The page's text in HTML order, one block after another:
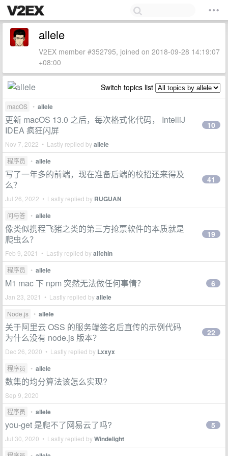
allele
V2EX member #352795, joined on 2018-09-28 14:19:07
+08:00
Switch topics list
macOS • allele
更新 macOS 13.0 之后，每次格式化代码， IntelliJ
IDEA 疯狂闪屏
Nov 7, 2022 • Lastly replied byallele
10
程序员 • allele
写了一年多的前端，现在准备后端的校招还来得及
么？
Jul 26, 2022 • Lastly replied by RUGUAN
41
问与答 • allele
像类似携程飞猪之类的第三方抢票软件的本质就是
爬虫么？
Feb 9, 2021 • Lastly replied byalfchin
19
程序员 • allele
M1 mac 下 npm 突然无法做任何事情？
Jan 23, 2021 • Lastly replied byallele
6
Node.js • allele
关于阿里云 OSS 的服务端签名后直传的示例代码
为什么没有 node.js 版本？
Dec 26, 2020 • Lastly replied by Lxxyx
22
程序员 • allele
数集的均分算法该怎么实现?
Sep 9, 2020
程序员
• allele
you-get 是爬不了网易云了吗?
Jul 30, 2020 • Lastly replied byWindelight
5